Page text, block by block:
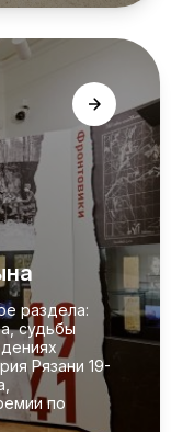
раздела:
судьбы
Рязани 19-
по